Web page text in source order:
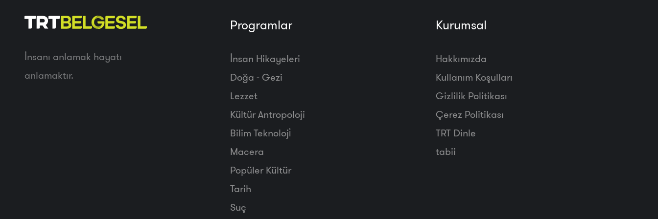
İnsanı anlamak hayatı
anlamaktır.
Programlar
İnsan Hikayeleri
Doğa - Gezi
Lezzet
Kültür Antropoloji
Bilim Teknoloji̇
Macera
Popüler Kültür
Tarih
Suç
Kurumsal
Hakkımızda
Kullanım Koşulları
Gizlilik Politikası
Çerez Politikası
TRT Dinle
tabii